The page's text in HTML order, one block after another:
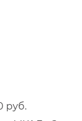
руб.